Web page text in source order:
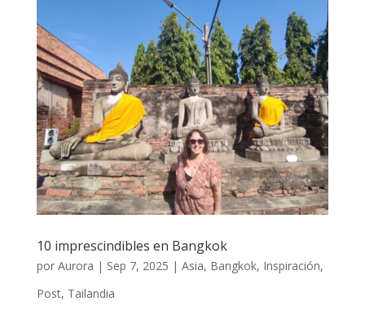
10 imprescindibles en Bangkok
por Aurora | Sep 7, 2025 | Asia, Bangkok, Inspiración,
Post, Tailandia